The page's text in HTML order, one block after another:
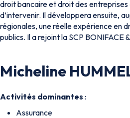
droit bancaire et droit des entreprises
d’intervenir. Il développera ensuite,
régionales, une réelle expérience en
publics. Il a rejoint la SCP BONIFACE
Micheline
Activités dominantes :
Assurance